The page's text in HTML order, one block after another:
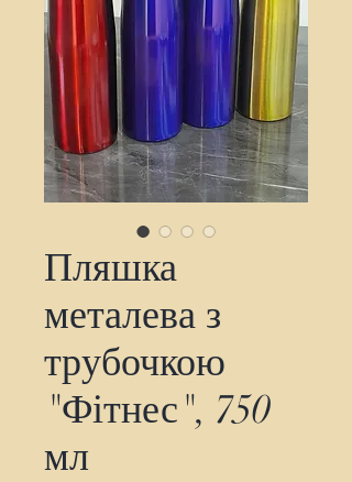
Пляшка
металева з
трубочкою
"Фітнес", 750
мл